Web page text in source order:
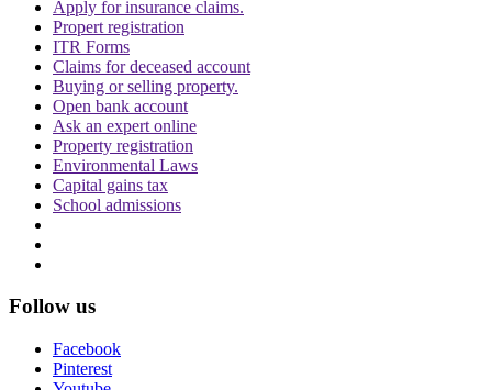
बिहार विधानसभा चुनाव लड़ने के लिए अंतरिम जमानत
की मांग, शरजील इमाम ने Delhi Court से याचिका
वापस ली, अब सुप्रीम कोर्ट जाएंगे
थानों में लोगों की मौत के मामले में सुप्रीम कोर्ट सख्त,
सरकार से मांगा जवाब
Apply for insurance claims.
Propert registration
ITR Forms
Claims for deceased account
Buying or selling property.
Open bank account
Ask an expert online
Property registration
Environmental Laws
Capital gains tax
School admissions
Follow us
Facebook
Pinterest